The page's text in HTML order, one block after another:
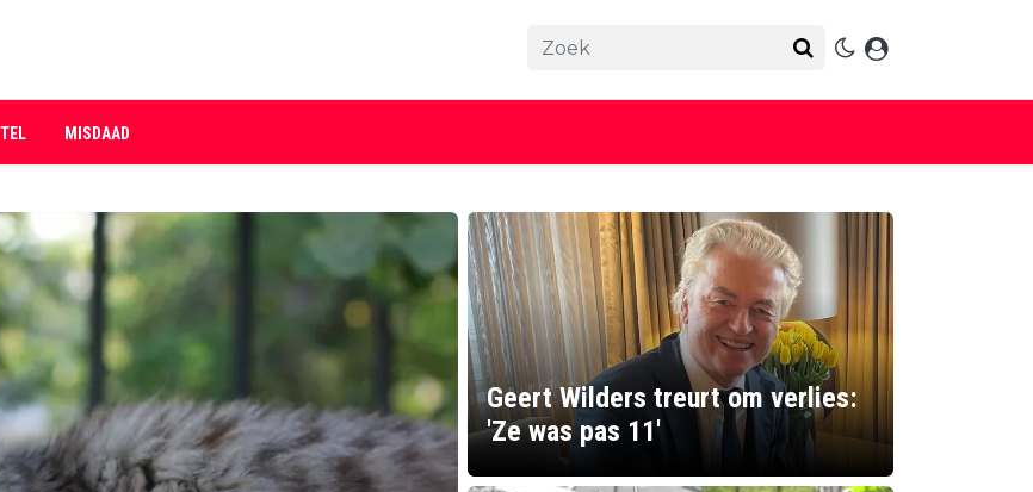
MISDAAD
Geert Wilders treurt om verlies:
'Ze was pas 11'